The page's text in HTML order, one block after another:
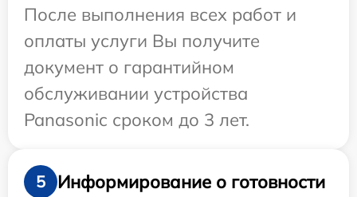
После выполнения всех работ и
оплаты услуги Вы получите
документ о гарантийном
обслуживании устройства
Panasonic сроком до 3 лет.
5
Информирование о готовности